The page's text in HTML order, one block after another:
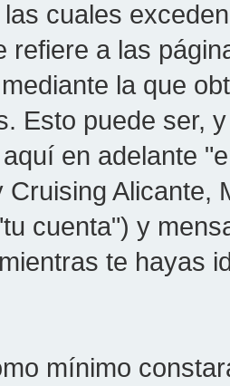
cuales
refiere a las
la que
Esto puede ser,
en adelante
Cruising Alicante,
cuenta") y
te hayas
mínimo